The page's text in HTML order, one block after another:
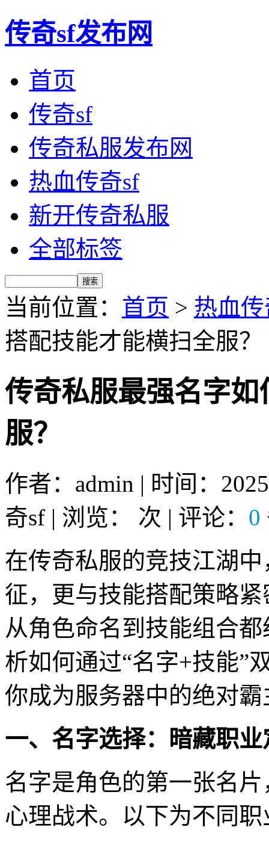
传奇sf发布网
首页
传奇sf
传奇私服发布网
热血传奇sf
新开传奇私服
全部标签
当前位置： 首页 > 热血
搭配技能才能横扫全服？
传奇私服最强名字
服？
作者：admin | 时间：
奇sf | 浏览：
次 | 评论： 0
在传奇私服的竞技江湖
征，更与技能搭配策略
从角色命名到技能组合
析如何通过“名字+技能”
你成为服务器中的绝对霸
一、名字选择：暗藏职
名字是角色的第一张名
心理战术。以下为不同